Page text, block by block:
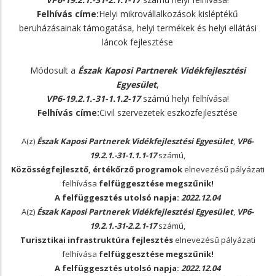
Felhívás címe:Helyi mikrovállalkozások kisléptékű
beruházásainak támogatása, helyi termékek és helyi ellátási
láncok fejlesztése
Módosult a Észak Kaposi Partnerek Vidékfejlesztési
Egyesület,
VP6-19.2.1.-31-1.1.2-17számú helyi felhívása!
Felhívás címe:Civil szervezetek eszközfejlesztése
A(z) Észak Kaposi Partnerek Vidékfejlesztési Egyesület, VP6-
19.2.1.-31-1.1.1-17számú,
Közösségfejlesztő, értékőrző programokelnevezésű pályázati
felhívása felfüggesztése megszűnik!
A felfüggesztés utolsó napja: 2022.12.04
A(z) Észak Kaposi Partnerek Vidékfejlesztési Egyesület, VP6-
19.2.1.-31-2.2.1-17számú,
Turisztikai infrastruktúra fejlesztéselnevezésű pályázati
felhívása felfüggesztése megszűnik!
A felfüggesztés utolsó napja: 2022.12.04